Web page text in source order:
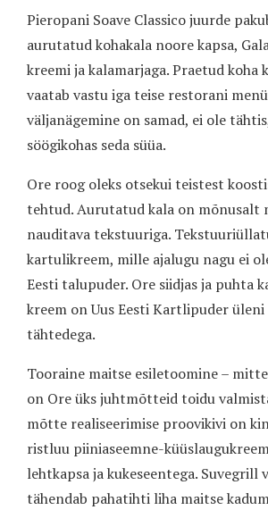
Pieropani Soave Classico juurde
aurutatud kohakala noore kapsa,
kreemi ja kalamarjaga. Praetud
vaatab vastu iga teise restorani
väljanägemine on samad, ei ole
söögikohas seda süüa.
Ore roog oleks otsekui teistest
tehtud. Aurutatud kala on mõnusalt
nauditava tekstuuriga.
kartulikreem, mille ajalugu nagu ei
Eesti talupuder. Ore siidjas ja puhta
kreem on Uus Eesti Kartlipuder
tähtedega.
Tooraine maitse esiletoomine –
on Ore üks juhtmõtteid toidu
mõtte realiseerimise proovikivi on
ristluu piiniaseemne-
lehtkapsa ja kukeseentega. Suvegrill
tähendab pahatihti liha maitse